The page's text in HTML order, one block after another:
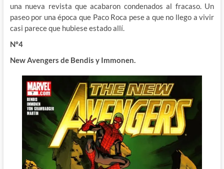
una nueva revista que acabaron condenados al fracaso. Un
paseo por una época que Paco Roca pese a que no llego a vivir
casi parece que hubiese estado allí.
Nº4
New Avengers de Bendis y Immonen.